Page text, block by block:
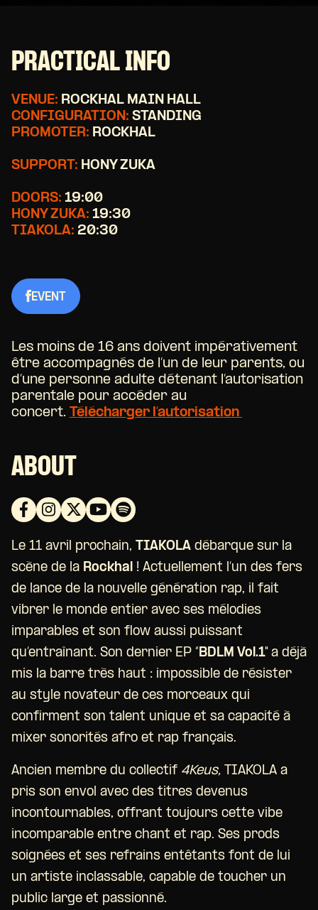
PRACTICAL INFO
VENUE: ROCKHAL MAIN HALL
CONFIGURATION: STANDING
PROMOTER: ROCKHAL
SUPPORT: HONY ZUKA
DOORS: 19:00
HONY ZUKA: 19:30
TIAKOLA: 20:30
EVENT
Les moins de 16 ans doivent impérativement
être accompagnés de l’un de leur parents, ou
d’une personne adulte détenant l’autorisation
parentale pour accéder au
concert. Télécharger l’autorisation
ABOUT
Le 11 avril prochain, TIAKOLA débarque sur la
scène de la Rockhal ! Actuellement l’un des fers
de lance de la nouvelle génération rap, il fait
vibrer le monde entier avec ses mélodies
imparables et son flow aussi puissant
qu’entraînant. Son dernier EP “BDLM Vol.1″ a déjà
mis la barre très haut : impossible de résister
au style novateur de ces morceaux qui
confirment son talent unique et sa capacité à
mixer sonorités afro et rap français.
Ancien membre du collectif 4Keus, TIAKOLA a
pris son envol avec des titres devenus
incontournables, offrant toujours cette vibe
incomparable entre chant et rap. Ses prods
soignées et ses refrains entêtants font de lui
un artiste inclassable, capable de toucher un
public large et passionné.